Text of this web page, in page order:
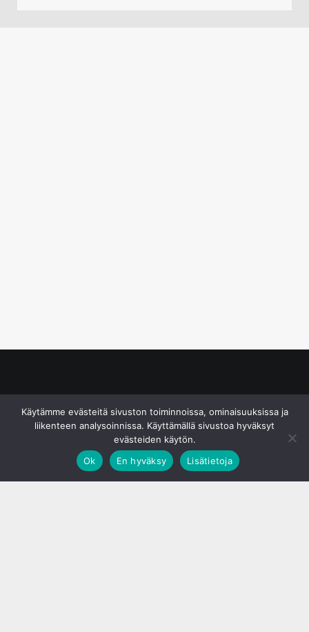
Käytämme evästeitä sivuston toiminnoissa, ominaisuuksissa ja
liikenteen analysoinnissa. Käyttämällä sivustoa hyväksyt
evästeiden käytön.
Ok
En hyväksy Lisätietoja